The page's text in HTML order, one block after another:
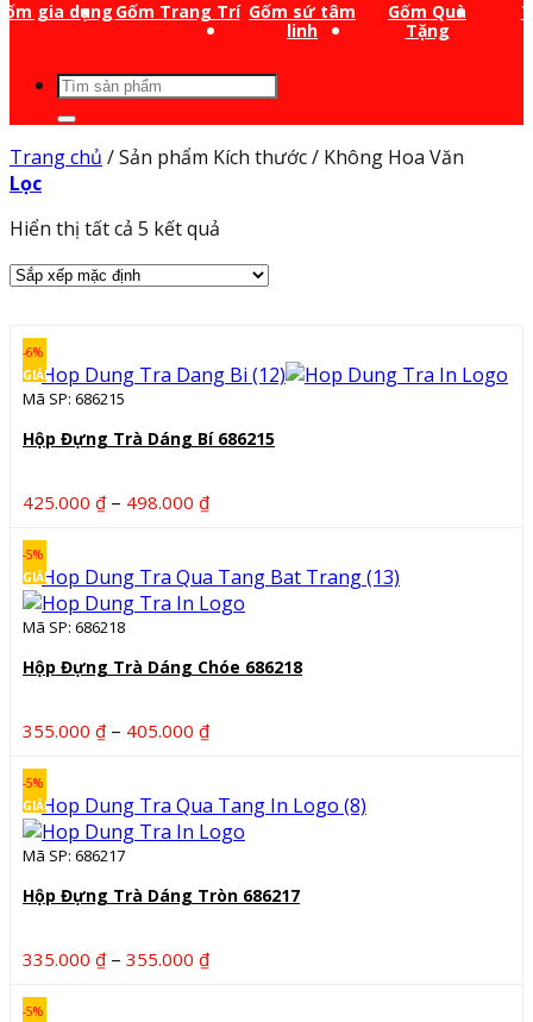
gia dụng Gốm Trang Trí Gốm sứ tâm
linh
Gốm Quà
Tặng
Tìm
kiếm:
Trang chủ /Sản phẩm Kích thước/ Không Hoa Văn
Lọc
Hiển thị tất cả 5 kết quả
-6%
GIẢM
Mã SP: 686215
Hộp Đựng Trà Dáng Bí 686215
425.000 ₫ – 498.000 ₫Khoảng
425.000 ₫
đến
-5%
GIẢM
Mã SP: 686218
Hộp Đựng Trà Dáng Chóe 686218
355.000 ₫ – 405.000 ₫Khoảng
355.000 ₫
đến
-5%
GIẢM
Mã SP: 686217
Hộp Đựng Trà Dáng Tròn 686217
335.000 ₫ – 355.000 ₫Khoảng
-5%